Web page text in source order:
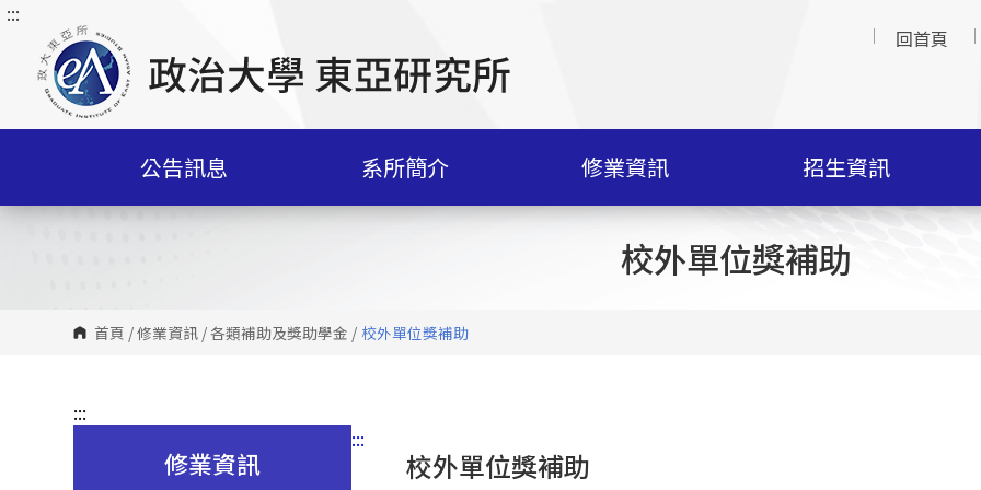
跳
內
塊
:::
回首頁
公告訊息 系所簡介 修業資訊 招生資訊
校外單位獎補助
首頁 /修業資訊 /各類補助及獎助學金 / 校外單位獎補助
:::
修業資訊
:::
校外單位獎補助